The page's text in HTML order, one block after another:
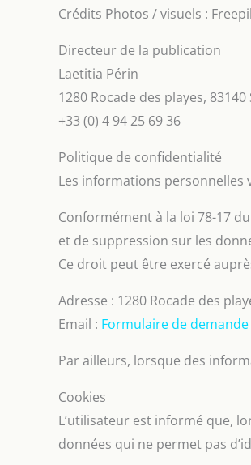
Crédits Photos / visuels :
Directeur de la publication
Laetitia Périn
1280 Rocade des playes,
+33 (0) 4 94 25 69 36
Politique de confidentialité
Les informations personnelles
Conformément à la loi 78-17
et de suppression sur les
Ce droit peut être exercé
Adresse : 1280 Rocade des
Email : Formulaire de demande
Par ailleurs, lorsque des
Cookies
L’utilisateur est informé que,
données qui ne permet pas